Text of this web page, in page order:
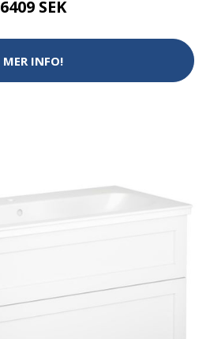
6409 SEK
MER INFO!